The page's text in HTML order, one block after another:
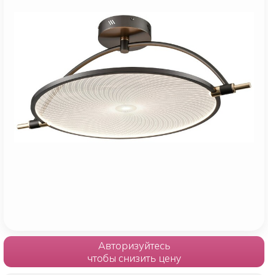
Авторизуйтесь
чтобы снизить цену